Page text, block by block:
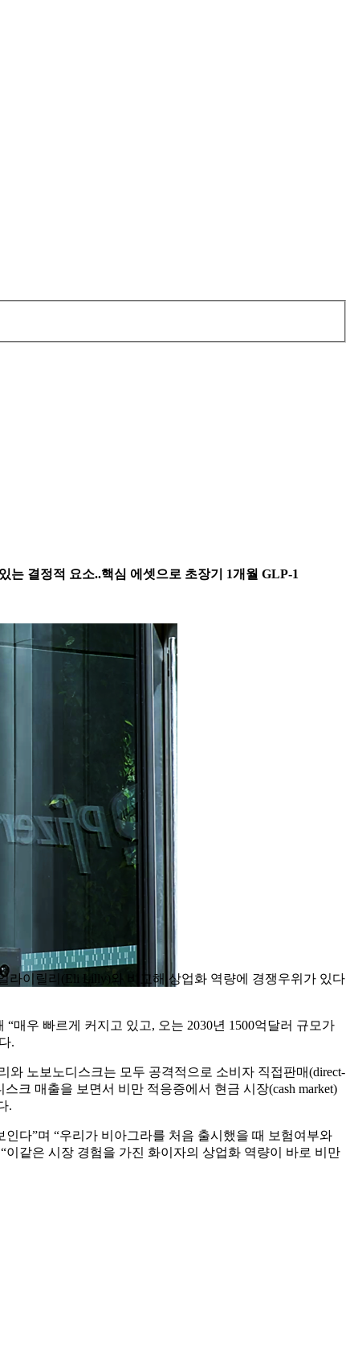
결정적 요소..핵심 에셋으로 초장기 1개월 GLP-1
라이릴리(Eli Lilly)와 비교해 상업화 역량에 경쟁우위가 있다
매우 빠르게 커지고 있고, 오는 2030년 1500억달러 규모가
.
와 노보노디스크는 모두 공격적으로 소비자 직접판매(direct-
크 매출을 보면서 비만 적응증에서 현금 시장(cash market)
.
다”며 “우리가 비아그라를 처음 출시했을 때 보험여부와
같은 시장 경험을 가진 화이자의 상업화 역량이 바로 비만